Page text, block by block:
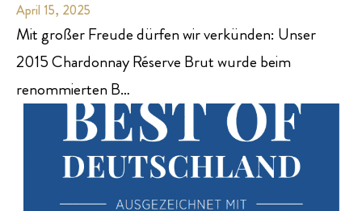
April 15, 2025
Mit großer Freude dürfen wir verkünden: Unser
2015 Chardonnay Réserve Brut wurde beim
renommierten B…